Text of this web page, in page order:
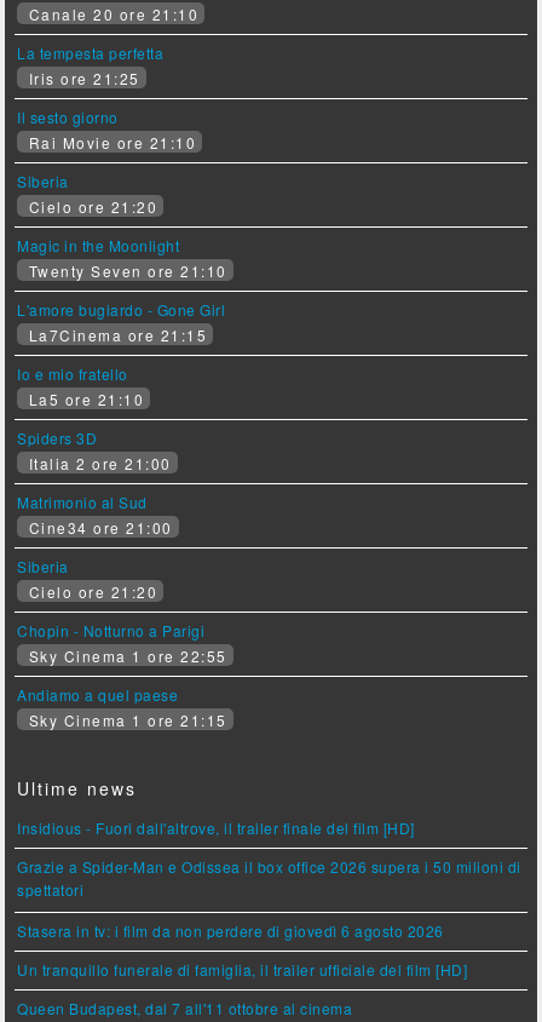
Canale 20 ore 21:10
La tempesta perfetta
Iris ore 21:25
Il sesto giorno
Rai Movie ore 21:10
Siberia
Cielo ore 21:20
Magic in the Moonlight
Twenty Seven ore 21:10
L'amore bugiardo - Gone Girl
La7Cinema ore 21:15
Io e mio fratello
La5 ore 21:10
Spiders 3D
Italia 2 ore 21:00
Matrimonio al Sud
Cine34 ore 21:00
Siberia
Cielo ore 21:20
Chopin - Notturno a Parigi
Sky Cinema 1 ore 22:55
Andiamo a quel paese
Sky Cinema 1 ore 21:15
Ultime news
Insidious - Fuori dall'altrove, il trailer finale del film [HD]
Grazie a Spider-Man e Odissea il box office 2026 supera i 50 milioni di
spettatori
Stasera in tv: i film da non perdere di giovedì 6 agosto 2026
Un tranquillo funerale di famiglia, il trailer ufficiale del film [HD]
Queen Budapest, dal 7 all'11 ottobre al cinema